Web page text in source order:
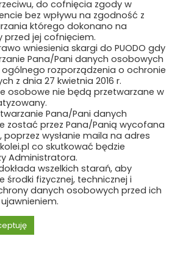
ZAWADZKI SP. Z O.O.
SP. Z O.O.
TARGI POZNAŃSKIE
SP. Z O.O.
LEASING SP. Z O.O.
Z O.O.
SP. Z O.O
Z O.O. SP. K.
do cofnięcia zgody w
bez wpływu na zgodność z
którego dokonano na
jej cofnięciem.
wniesienia skargi do PUODO gdy
Pana/Pani danych osobowych
rozporządzenia o ochronie
z dnia 27 kwietnia 2016 r.
osobowe nie będą przetwarzane w
Pana/Pani danych
zostać przez Pana/Panią wycofana
poprzez wysłanie maila na adres
co skutkować będzie
Administratora.
wszelkich starań, aby
środki fizycznej, technicznej i
danych osobowych przed ich